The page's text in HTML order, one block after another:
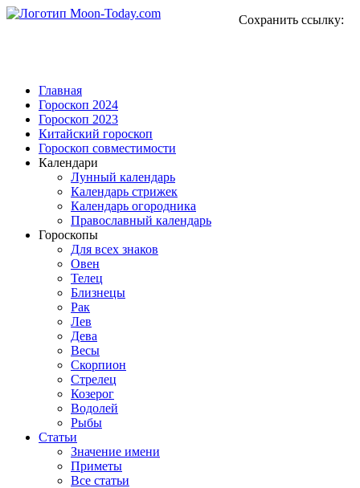
Сохранить ссылку:
Главная
Гороскоп 2024
Гороскоп 2023
Китайский гороскоп
Гороскоп совместимости
Календари
Лунный календарь
Календарь стрижек
Календарь огородника
Православный календарь
Гороскопы
Для всех знаков
Овен
Телец
Близнецы
Рак
Лев
Дева
Весы
Скорпион
Стрелец
Козерог
Водолей
Рыбы
Статьи
Значение имени
Приметы
Все статьи